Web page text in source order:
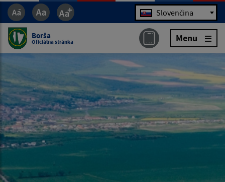
Jazyk Slovenčina
Borša
Oficiálna stránka Menu